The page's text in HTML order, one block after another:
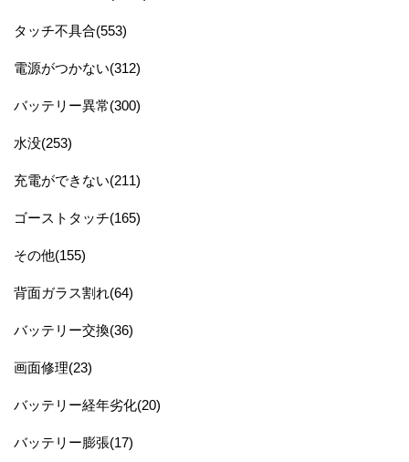
タッチ不具合(553)
電源がつかない(312)
バッテリー異常(300)
水没(253)
充電ができない(211)
ゴーストタッチ(165)
その他(155)
背面ガラス割れ(64)
バッテリー交換(36)
画面修理(23)
バッテリー経年劣化(20)
バッテリー膨張(17)